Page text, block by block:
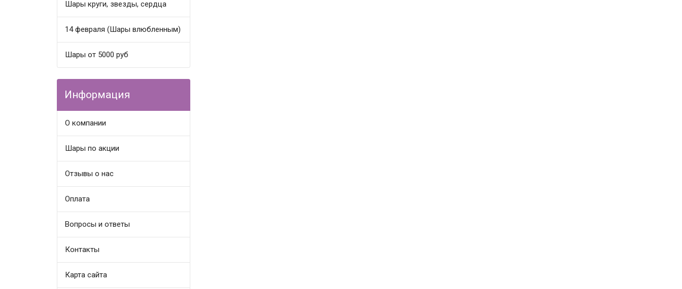
Шары круги, звезды, сердца
14 февраля (Шары влюбленным)
Шары от 5000 руб
Информация
О компании
Шары по акции
Отзывы о нас
Оплата
Вопросы и ответы
Контакты
Карта сайта